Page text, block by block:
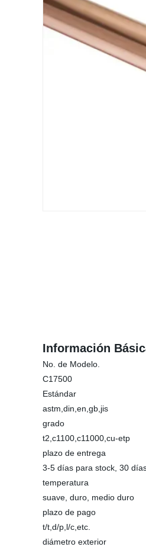
Información
No. de Modelo.
C17500
Estándar
astm,din,en,gb,jis
grado
t2,c1100,c11000,cu-etp
plazo de entrega
3-5 días para stock, 30
temperatura
suave, duro, medio duro
plazo de pago
t/t,d/p,l/c,etc.
diámetro exterior